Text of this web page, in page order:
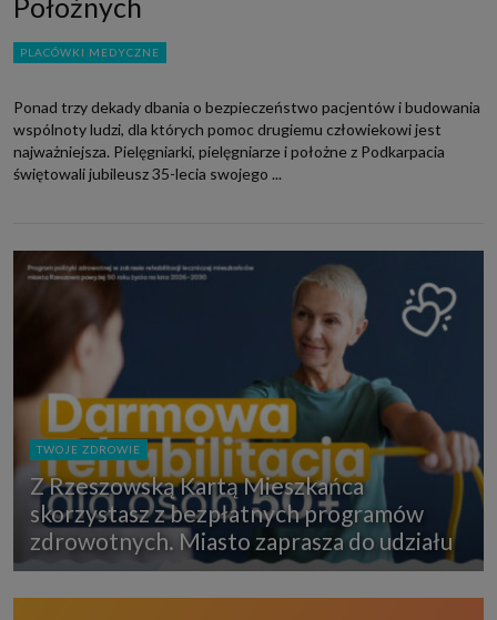
PLACÓWKI MEDYCZNE
Ponad trzy dekady dbania o bezpieczeństwo pacjentów i budowania
wspólnoty ludzi, dla których pomoc drugiemu człowiekowi jest
najważniejsza. Pielęgniarki, pielęgniarze i położne z Podkarpacia
świętowali jubileusz 35-lecia swojego ...
TWOJE ZDROWIE
Z Rzeszowską Kartą Mieszkańca
skorzystasz z bezpłatnych programów
zdrowotnych. Miasto zaprasza do udziału